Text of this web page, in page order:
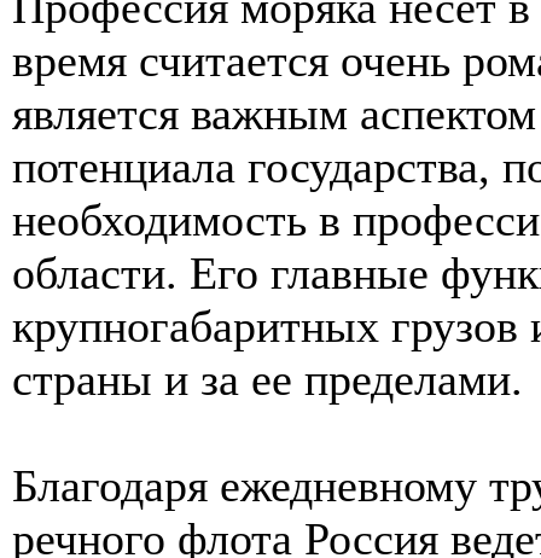
время считается очень
является важным
потенциала государства,
необходимость в
области. Его главные
крупногабаритных
страны и за ее пределами.
Благодаря ежедневному
речного флота Россия